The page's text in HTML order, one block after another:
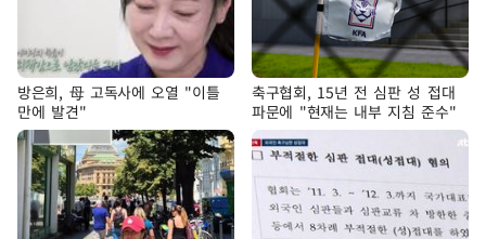
방은희, 母 고독사에 오열 "이틀
만에 발견"
축구협회, 15년 전 심판 성 접대
파문에 "현재는 내부 지침 준수"